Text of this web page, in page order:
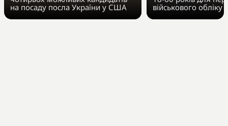
на посаду посла України у США
військового обліку